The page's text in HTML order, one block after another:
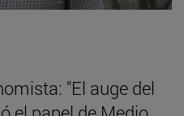
"El auge del